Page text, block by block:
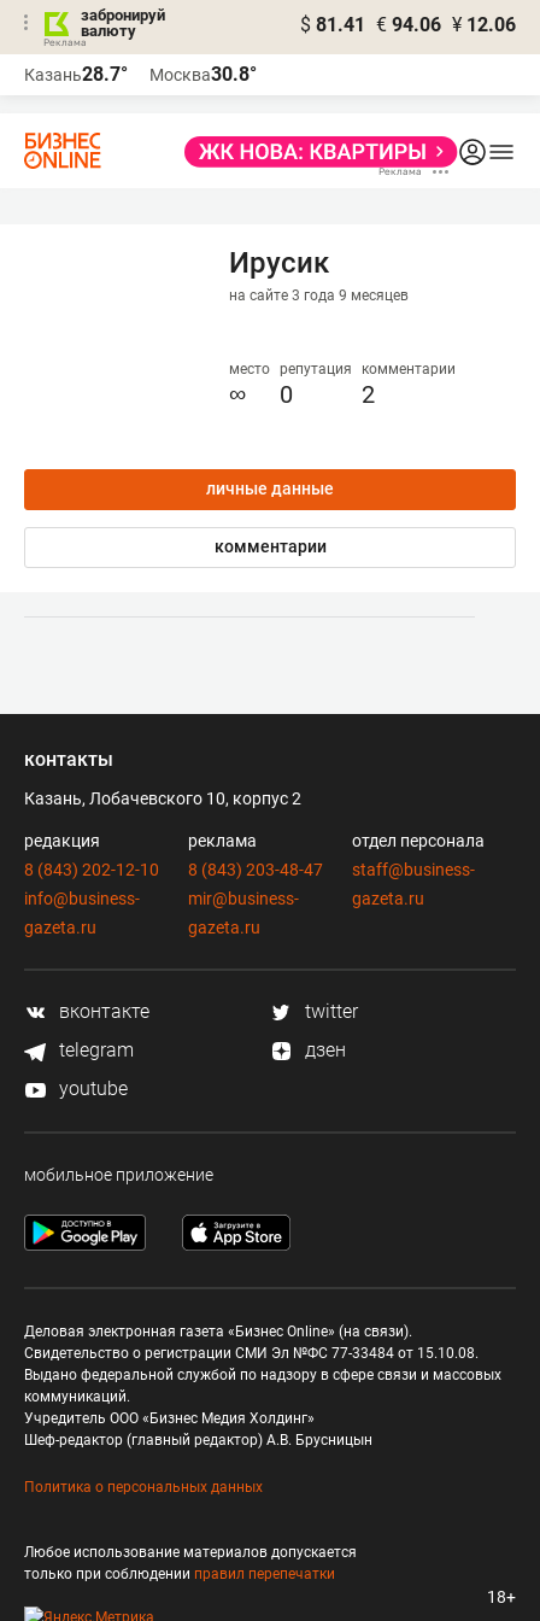
забронируй
валюту
$ 81.41 € 94.06 ¥ 12.06
Казань28.7° Москва30.8°
Ирусик
на сайте 3 года 9 месяцев
место
∞
репутация
0
комментарии
2
личные данные
комментарии
контакты
Казань, Лобачевского 10, корпус 2
редакция
8 (843) 202-12-10
info@business-
gazeta.ru
реклама
8 (843) 203-48-47
mir@business-
gazeta.ru
отдел персонала
staff@business-
gazeta.ru
вконтакте
twitter
telegram
дзен
youtube
мобильное приложение
Деловая электронная газета «Бизнес Online» (на связи).
Свидетельство о регистрации СМИ Эл №ФС 77-33484 от 15.10.08.
Выдано федеральной службой по надзору в сфере связи и массовых
коммуникаций.
Учредитель ООО «Бизнес Медия Холдинг»
Шеф-редактор (главный редактор) А.В. Брусницын
Политика о персональных данных
Любое использование материалов допускается
только при соблюдении правил перепечатки
18+